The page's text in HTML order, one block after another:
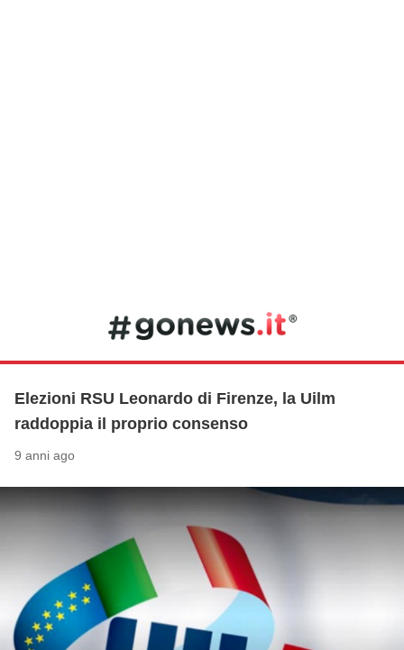
Elezioni RSU Leonardo di Firenze, la Uilm
raddoppia il proprio consenso
9 anni ago